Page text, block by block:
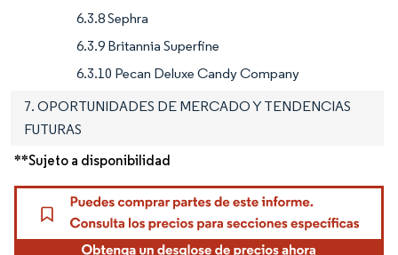
6.3.8 Sephra
6.3.9 Britannia Superfine
6.3.10 Pecan Deluxe Candy Company
7. OPORTUNIDADES DE MERCADO Y TENDENCIAS
FUTURAS
**Sujeto a disponibilidad